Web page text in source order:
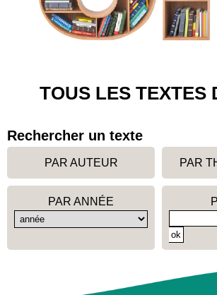
TOUS LES TEXTES
Rechercher un texte
PAR AUTEUR PAR
PAR ANNÉE